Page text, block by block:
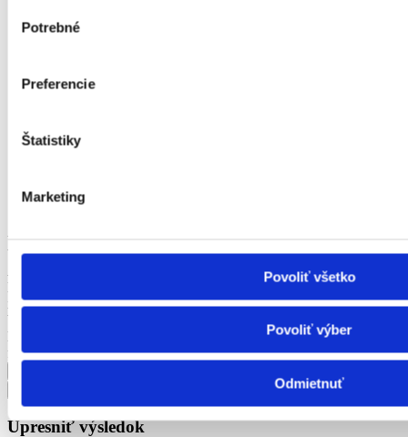
súhlasu
Potrebné
Preferencie
Štatistiky
Marketing
Povoliť všetko
Povoliť výber
Odmietnuť
Právo
Veda a výskum
Zdravotníctvo a farmácia
Poľnohospodárstvo a lesníctvo
Ostatné
Kvalita a kontrola kvality
úväzok
Vhodné pre
Mzda
inzerent
Výhody
KĽÚČOVÉ SLOVO
firma
Upresniť výsledok